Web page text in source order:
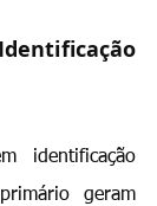
identificação
geram